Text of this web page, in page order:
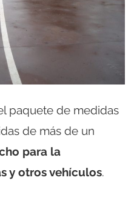
paquete de medidas
de más de un
para la
y otros vehículos.